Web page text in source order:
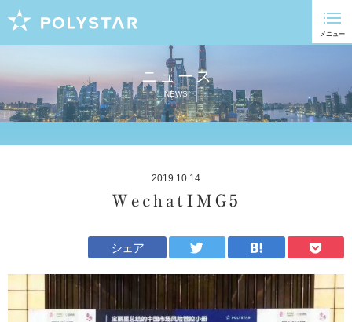
ニュース
NEWS
2019.10.14
WechatIMG5
シェア